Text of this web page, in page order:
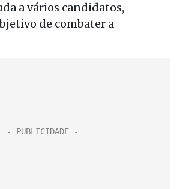
a vários candidatos,
de combater a